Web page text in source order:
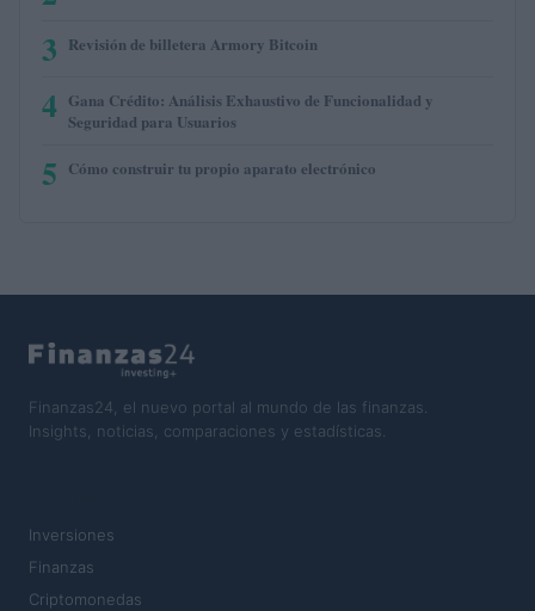
3 Revisión de billetera Armory Bitcoin
4 Gana Crédito: Análisis Exhaustivo de Funcionalidad y
Seguridad para Usuarios
5 Cómo construir tu propio aparato electrónico
Finanzas24, el nuevo portal al mundo de las finanzas.
Insights, noticias, comparaciones y estadísticas.
Inversiones
Finanzas
Criptomonedas